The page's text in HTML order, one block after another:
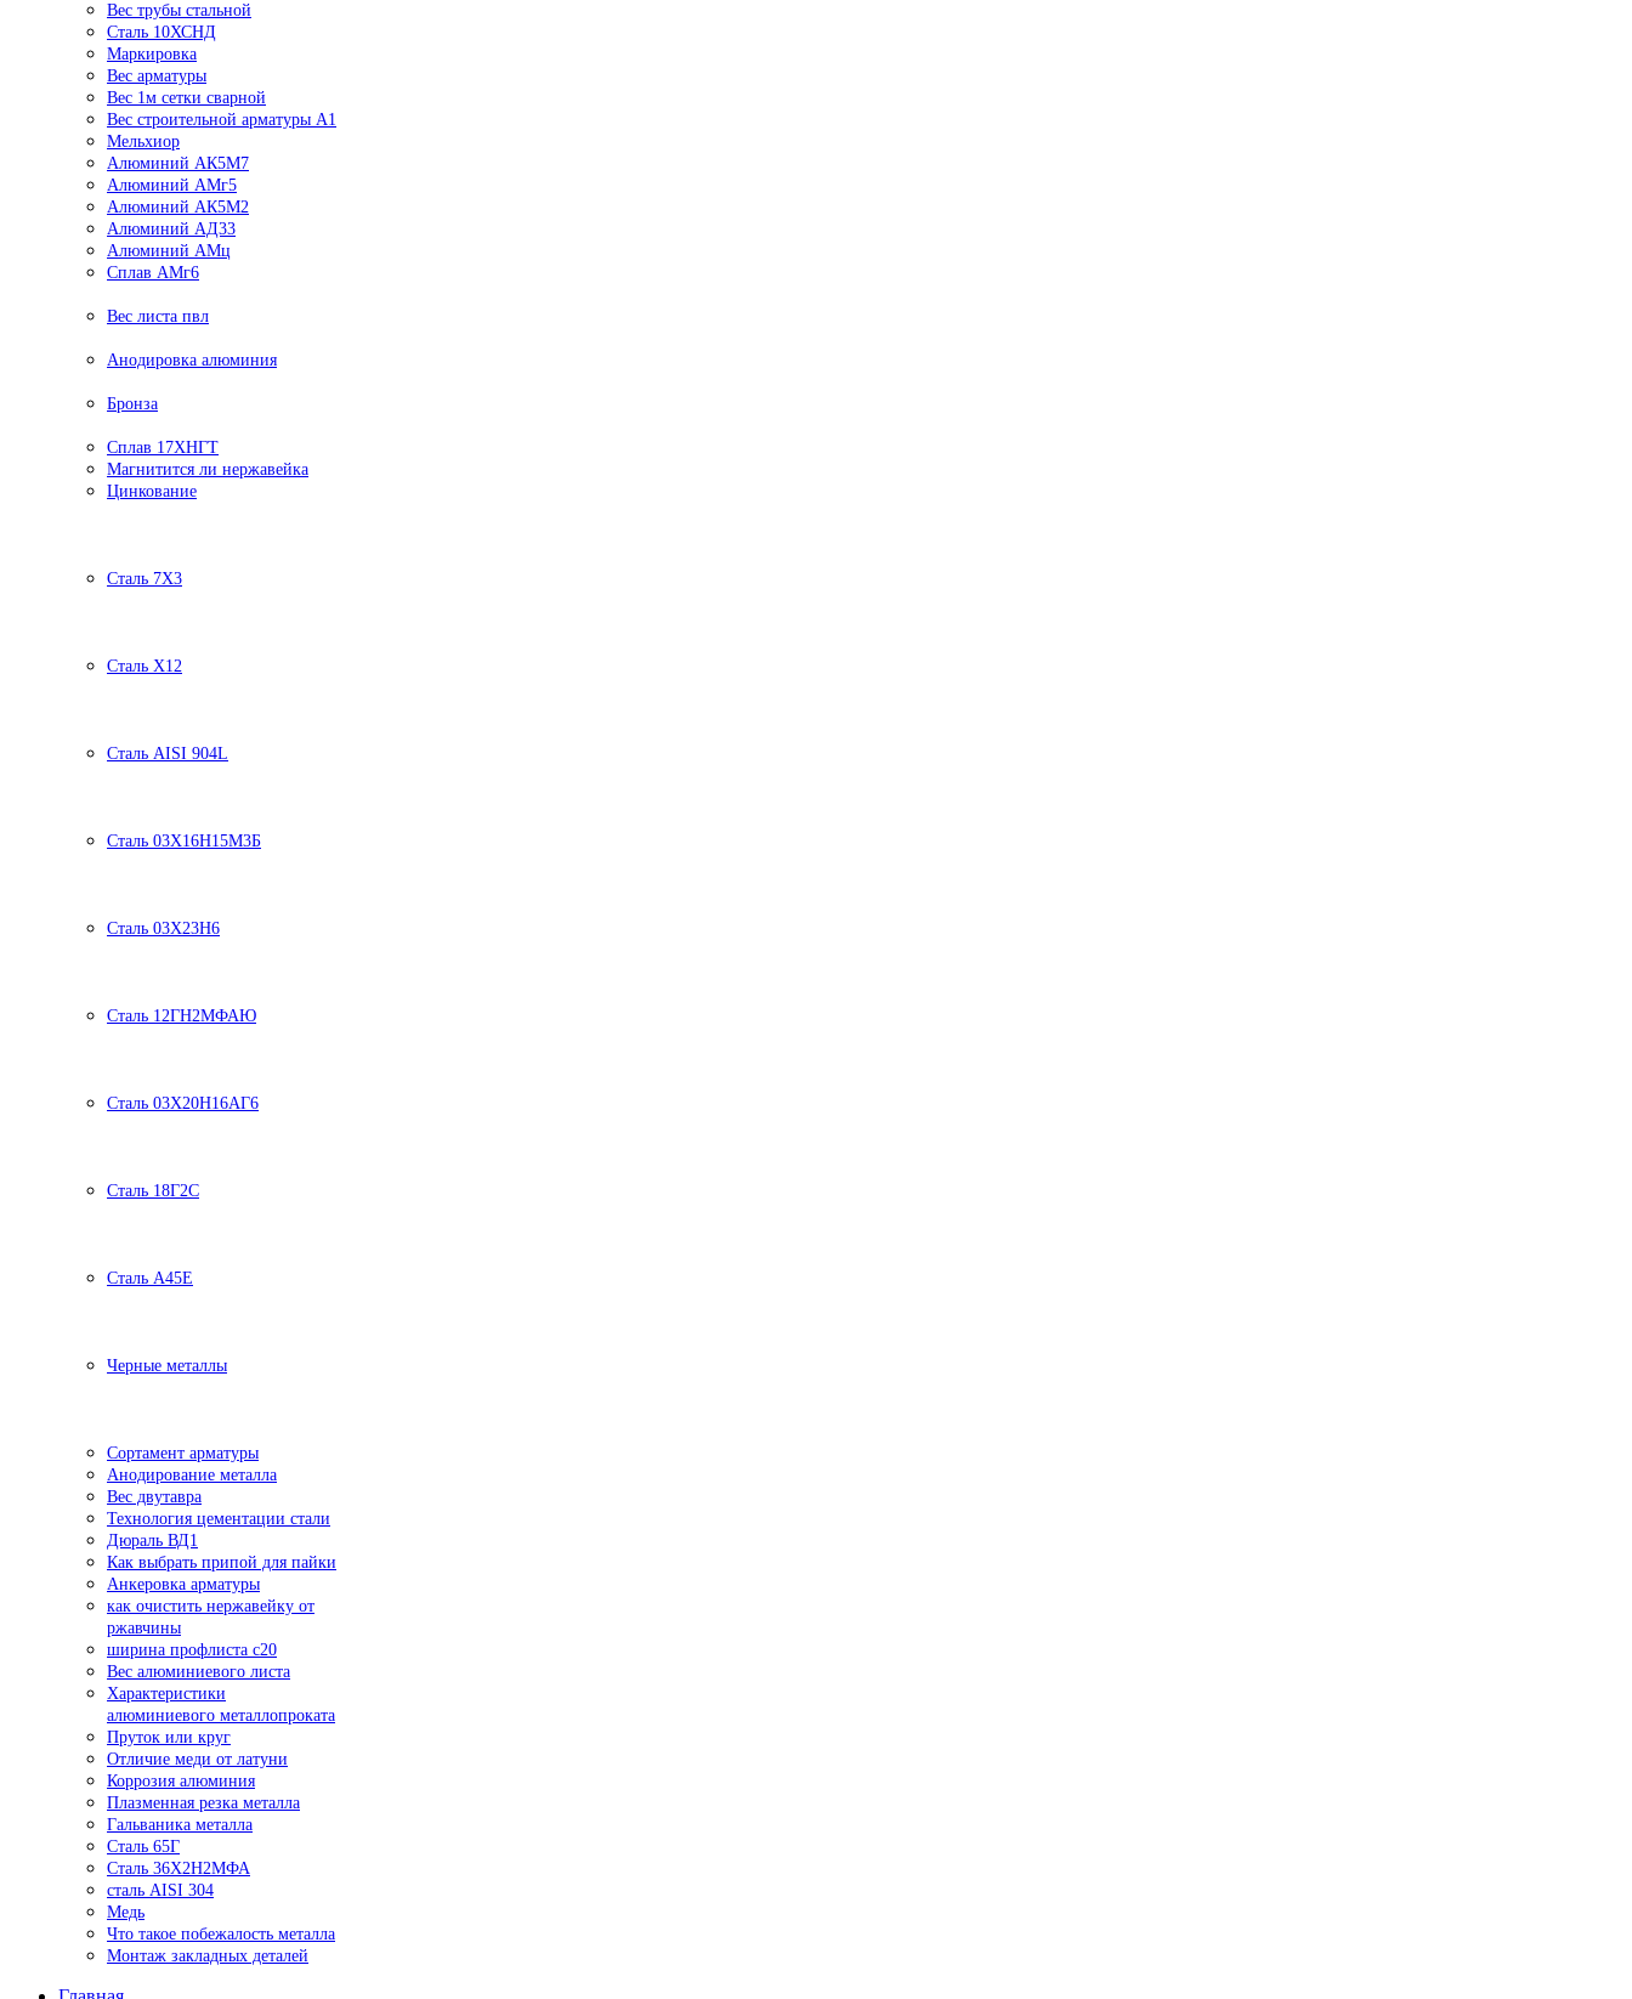
Вес трубы стальной
Сталь 10ХСНД
Маркировка
Вес арматуры
Вес 1м сетки сварной
Вес строительной арматуры А1
Мельхиор
Алюминий АК5М7
Алюминий АМг5
Алюминий АК5М2
Алюминий АД33
Алюминий АМц
Сплав АМг6
Вес листа пвл
Анодировка алюминия
Бронза
Сплав 17ХНГТ
Магнитится ли нержавейка
Цинкование
Сталь 7Х3
Сталь Х12
Сталь AISI 904L
Сталь 03Х16Н15М3Б
Сталь 03Х23Н6
Сталь 12ГН2МФАЮ
Сталь 03Х20Н16АГ6
Сталь 18Г2С
Сталь А45Е
Черные металлы
Сортамент арматуры
Анодирование металла
Вес двутавра
Технология цементации стали
Дюраль ВД1
Как выбрать припой для пайки
Анкеровка арматуры
как очистить нержавейку от
ржавчины
ширина профлиста с20
Вес алюминиевого листа
Характеристики
алюминиевого металлопроката
Пруток или круг
Отличие меди от латуни
Коррозия алюминия
Плазменная резка металла
Гальваника металла
Сталь 65Г
Сталь 36Х2Н2МФА
сталь AISI 304
Медь
Что такое побежалость металла
Монтаж закладных деталей